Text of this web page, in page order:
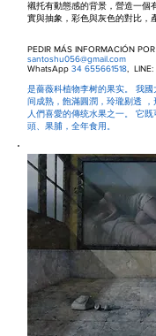
襯托有動態感的背景，營造一個
實與抽象，彩色與灰色的對比，
PEDIR MÁS INFORMACIÓN POR
santoshu056@gmail.com
WhatsApp 34 655661518 , LINE:
是薔薇科植物李树的果实。 我國
间成熟，飽滿圓潤，玲瓏剔透
人們喜愛的傳统水果之一。 它
頭、果脯，全年食用。